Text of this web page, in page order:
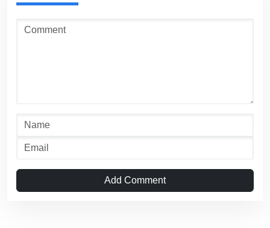
Add Comment